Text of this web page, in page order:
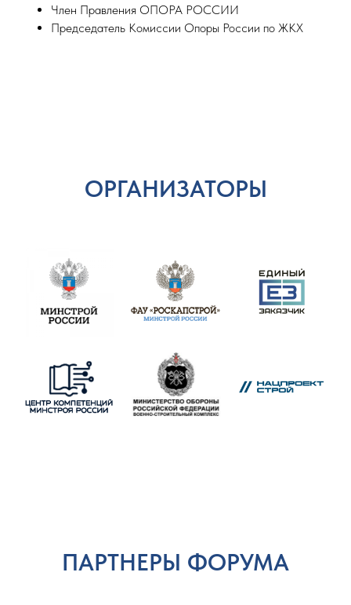
Член Правления ОПОРА РОССИИ
Председатель Комиссии Опоры России по ЖКХ
ОРГАНИЗАТОРЫ
ПАРТНЕРЫ ФОРУМА